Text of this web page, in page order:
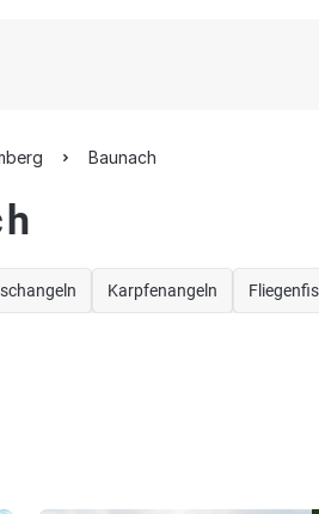
Baunach
Karpfenangeln